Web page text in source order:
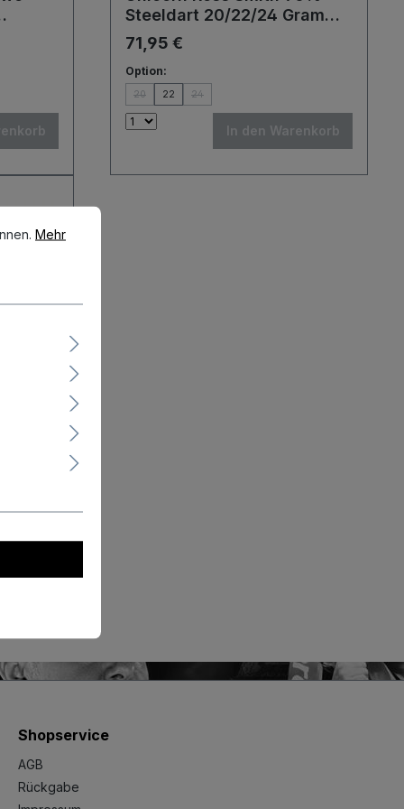
Steeldart 20/22/24 Gramm
Steeldarts
71,95 €
Option:
20 22 24
In den Warenkorb
Shopservice
AGB
Rückgabe
Mehr Informationen ...
Mehr